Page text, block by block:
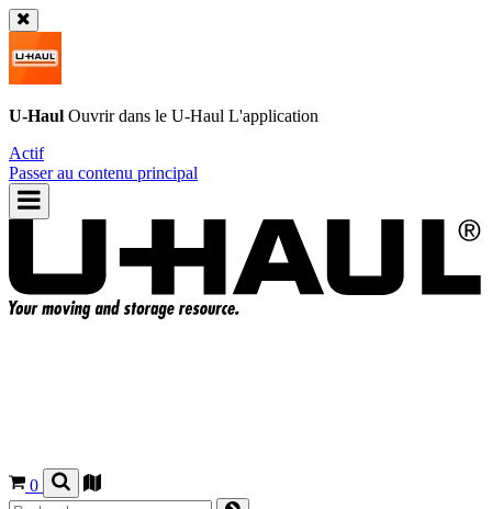
U-Haul Ouvrir dans le U-Haul L'application
Actif
Passer au contenu principal
0